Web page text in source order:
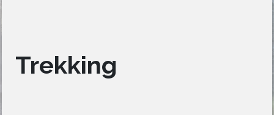
Trekking